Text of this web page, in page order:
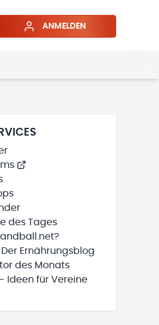
ANMELDEN
des Tages
Ernährungsblog
des Monats
Ideen für Vereine